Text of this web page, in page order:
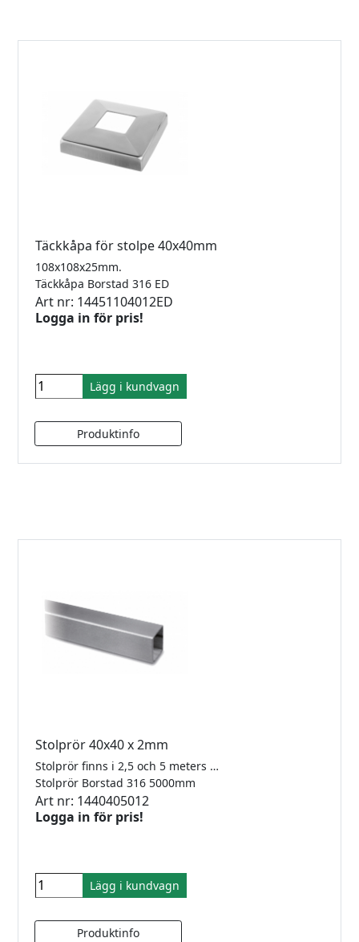
Täckkåpa för stolpe 40x40mm
108x108x25mm.
Täckkåpa Borstad 316 ED
Art nr: 14451104012ED
Logga in för pris!
Lägg i kundvagn
Stolprör 40x40 x 2mm
Stolprör finns i 2,5 och 5 meters längder
Stolprör Borstad 316 5000mm
Art nr: 1440405012
Logga in för pris!
Lägg i kundvagn